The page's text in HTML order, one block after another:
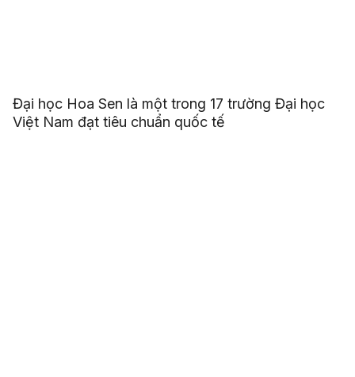
Đại học Hoa Sen là một trong 17 trường Đại học
Việt Nam đạt tiêu chuẩn quốc tế